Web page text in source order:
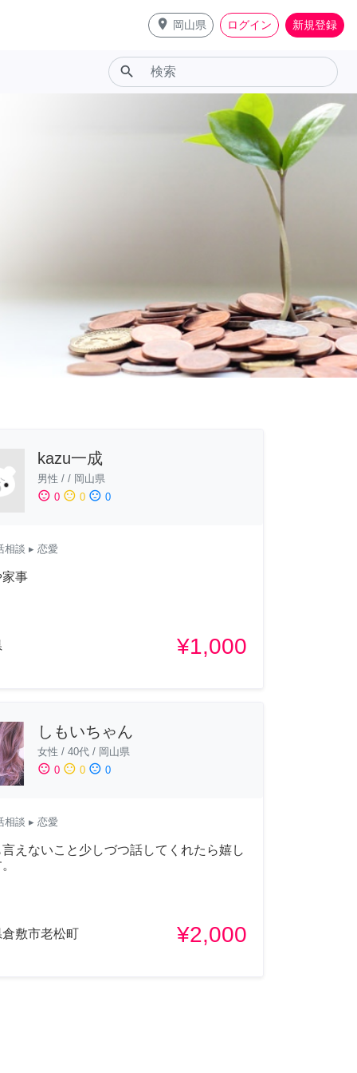
place 岡山県 ログイン 新規登録
search
kazu一成
男性 / / 岡山県
sentiment_satisfied 0 sentiment_neutral 0 sentiment_dissatisfied 0
相談 ▸ 恋愛
事
¥1,000
しもいちゃん
女性 / 40代/ 岡山県
sentiment_satisfied 0 sentiment_neutral 0 sentiment_dissatisfied 0
相談 ▸ 恋愛
えないこと少しづつ話してくれたら嬉し
倉敷市老松町 ¥2,000